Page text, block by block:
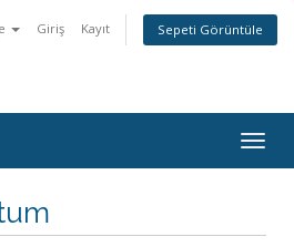
Giriş Kayıt Sepeti Görüntüle